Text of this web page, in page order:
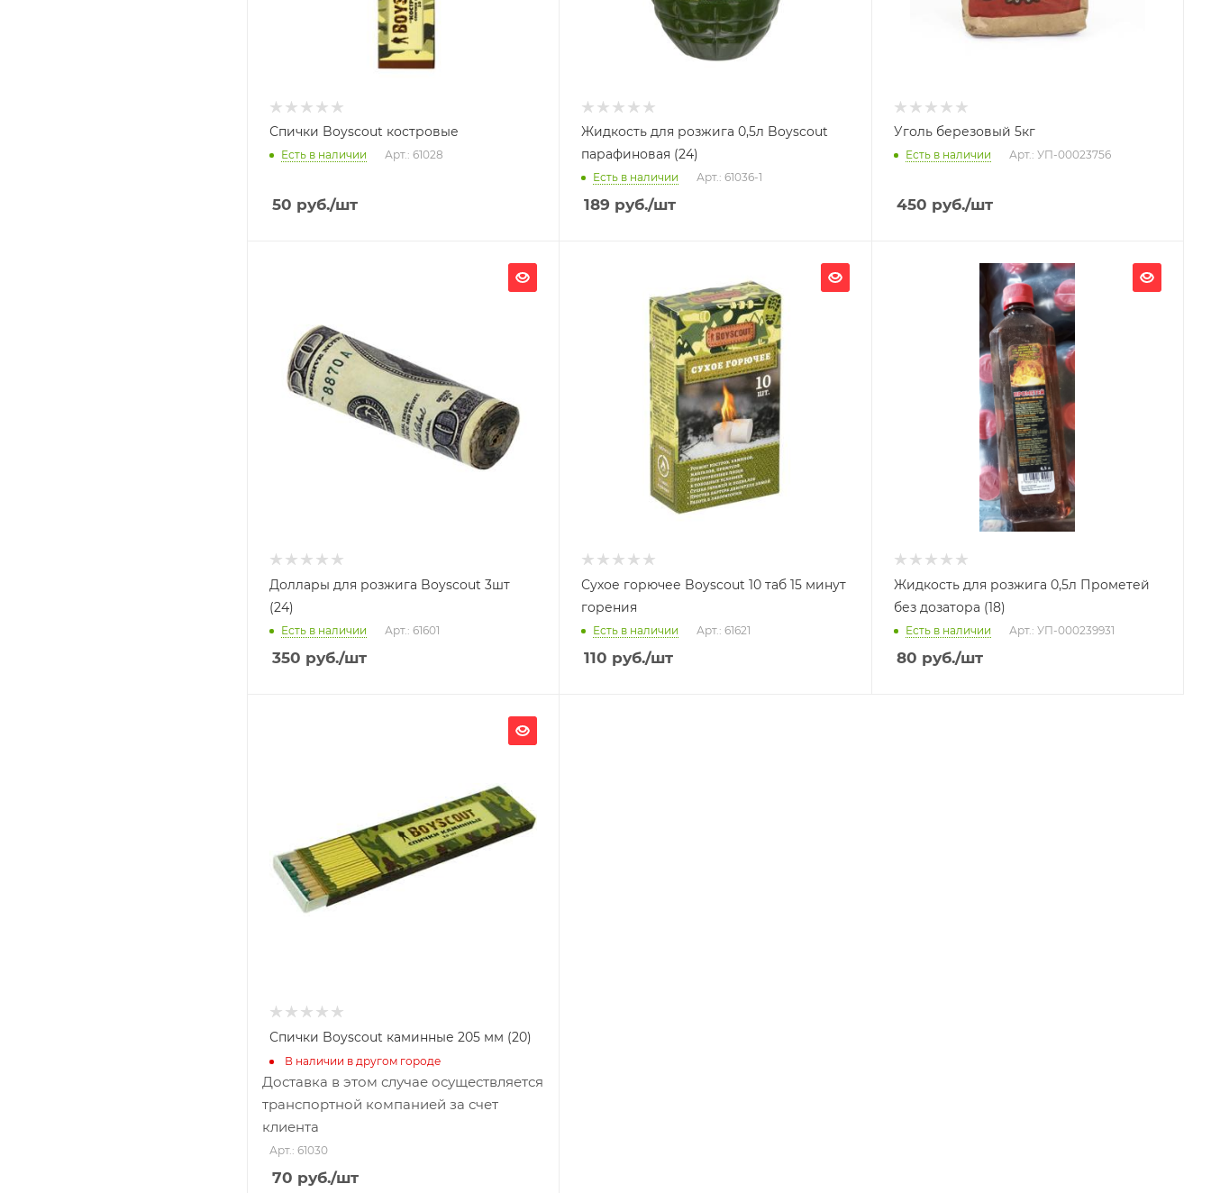
Спички Boyscout костровые
Есть в наличии Арт.: 61028
50 руб./шт
Жидкость для розжига 0,5л Boyscout
парафиновая (24)
Есть в наличии Арт.: 61036-1
189 руб./шт
Уголь березовый 5кг
Есть в наличии Арт.: УП-00023756
450 руб./шт
Доллары для розжига Boyscout 3шт
(24)
Есть в наличии Арт.: 61601
350 руб./шт
Сухое горючее Boyscout 10 таб 15 минут
горения
Есть в наличии Арт.: 61621
110 руб./шт
Жидкость для розжига 0,5л Прометей
без дозатора (18)
Есть в наличии Арт.: УП-000239931
80 руб./шт
Спички Boyscout каминные 205 мм (20)
В наличии в другом городе
Доставка в этом случае осуществляется
транспортной компанией за счет
клиента
Арт.: 61030
70 руб./шт